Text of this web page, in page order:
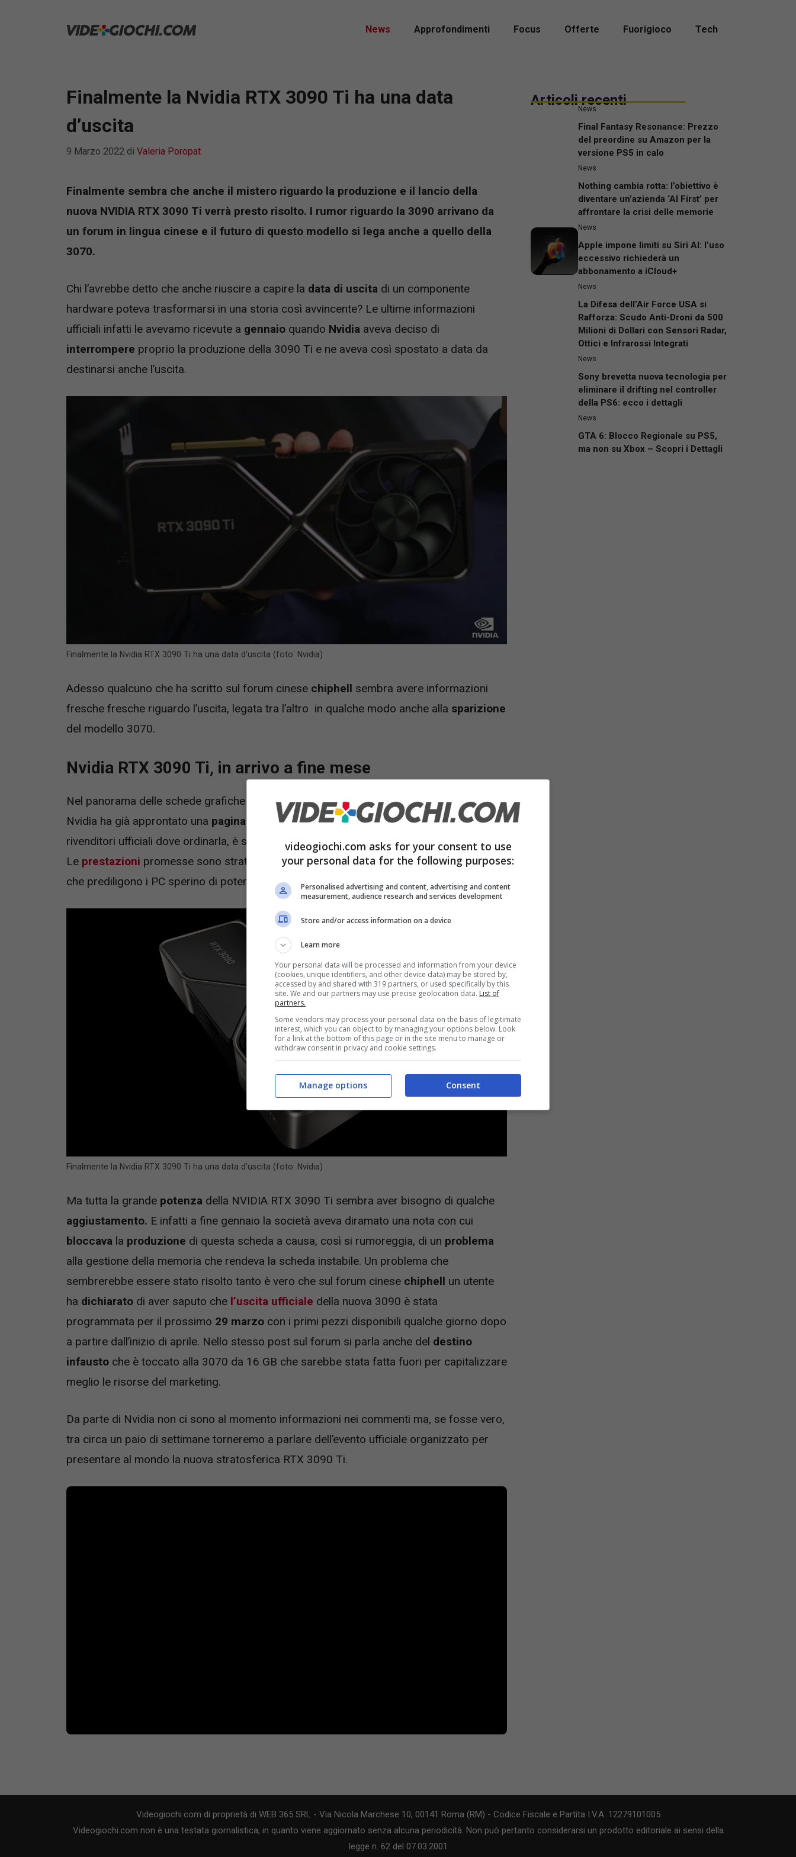
News Approfondimenti Focus Offerte Fuorigioco Tech
Finalmente la Nvidia RTX 3090 Ti ha una data
d’uscita
9 Marzo 2022 di Valeria Poropat
Finalmente sembra che anche il mistero riguardo la produzione e il lancio della
nuova NVIDIA RTX 3090 Ti verrà presto risolto. I rumor riguardo la 3090 arrivano da
un forum in lingua cinese e il futuro di questo modello si lega anche a quello della
3070.
Chi l’avrebbe detto che anche riuscire a capire la data di uscita di un componente
hardware poteva trasformarsi in una storia così avvincente? Le ultime informazioni
ufficiali infatti le avevamo ricevute a gennaio quando Nvidia aveva deciso di
interrompere proprio la produzione della 3090 Ti e ne aveva così spostato a data da
destinarsi anche l’uscita.
Finalmente la Nvidia RTX 3090 Ti ha una data d’uscita (foto: Nvidia)
Adesso qualcuno che ha scritto sul forum cinese chiphell sembra avere informazioni
fresche fresche riguardo l’uscita, legata tra l’altro in qualche modo anche alla sparizione
del modello 3070.
Nvidia RTX 3090 Ti, in arrivo a fine mese
Nel panorama delle schede grafiche sicuramente la schedaGeForce RTX 3090
, per cui
Nvidia ha già approntato una pagina ufficiale sul proprio sito con tanto di rimandi a
rivenditori ufficiali dove ordinarla, è sicuramente qualcosa di molto simile al Santo Graal.
Le prestazioni promesse sono stratosferiche ed è quindi normale che adesso i giocatori
che prediligono i PC sperino di poterla quantomeno vedere in funzione.
Finalmente la Nvidia RTX 3090 Ti ha una data d’uscita (foto: Nvidia)
Ma tutta la grande potenza della NVIDIA RTX 3090 Ti sembra aver bisogno di qualche
aggiustamento. E infatti a fine gennaio la società aveva diramato una nota con cui
bloccava la produzione di questa scheda a causa, così si rumoreggia, di un problema
alla gestione della memoria che rendeva la scheda instabile. Un problema che
sembrerebbe essere stato risolto tanto è vero che sul forum cinese chiphell un utente
ha dichiarato di aver saputo che l’uscita ufficiale della nuova 3090 è stata
programmata per il prossimo 29 marzo con i primi pezzi disponibili qualche giorno dopo
a partire dall’inizio di aprile. Nello stesso post sul forum si parla anche del destino
infausto che è toccato alla 3070 da 16 GB che sarebbe stata fatta fuori per capitalizzare
meglio le risorse del marketing.
Da parte di Nvidia non ci sono al momento informazioni nei commenti ma, se fosse vero,
tra circa un paio di settimane torneremo a parlare dell’evento ufficiale organizzato per
presentare al mondo la nuova stratosferica RTX 3090 Ti.
Articoli recenti
News
Final Fantasy Resonance: Prezzo
del preordine su Amazon per la
versione PS5 in calo
News
Nothing cambia rotta: l’obiettivo è
diventare un’azienda ‘AI First’ per
affrontare la crisi delle memorie
News
Apple impone limiti su Siri AI: l’uso
eccessivo richiederà un
abbonamento a iCloud+
News
La Difesa dell’Air Force USA si
Rafforza: Scudo Anti-Droni da 500
Milioni di Dollari con Sensori Radar,
Ottici e Infrarossi Integrati
News
Sony brevetta nuova tecnologia per
eliminare il drifting nel controller
della PS6: ecco i dettagli
News
GTA 6: Blocco Regionale su PS5,
ma non su Xbox – Scopri i Dettagli
Videogiochi.com di proprietà di WEB 365 SRL - Via Nicola Marchese 10, 00141 Roma (RM) - Codice Fiscale e Partita I.V.A. 12279101005
Videogiochi.com non è una testata giornalistica, in quanto viene aggiornato senza alcuna periodicità. Non può pertanto considerarsi un prodotto editoriale ai sensi della
legge n. 62 del 07.03.2001
videogiochi.com asks for your consent to use
your personal data for the following purposes:
Personalised advertising and content, advertising and content
measurement, audience research and services development
Store and/or access information on a device
Learn more
Your personal data will be processed and information from your device
(cookies, unique identifiers, and other device data) may be stored by,
accessed by and shared with 319 partners, or used specifically by this
site. We and our partners may use precise geolocation data. List of
partners.
Some vendors may process your personal data on the basis of legitimate
interest, which you can object to by managing your options below. Look
for a link at the bottom of this page or in the site menu to manage or
withdraw consent in privacy and cookie settings.
Consent
Manage options